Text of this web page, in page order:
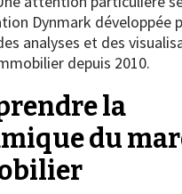
Dynmark développée
analyses et des
depuis 2010.
la
du